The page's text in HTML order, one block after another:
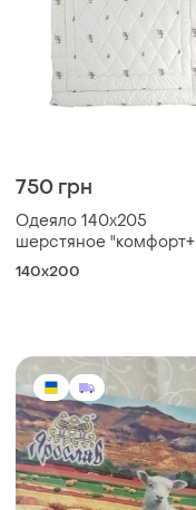
750 грн
Одеяло 140х205
шерстяное "комфорт+
sheep" руно
140х200